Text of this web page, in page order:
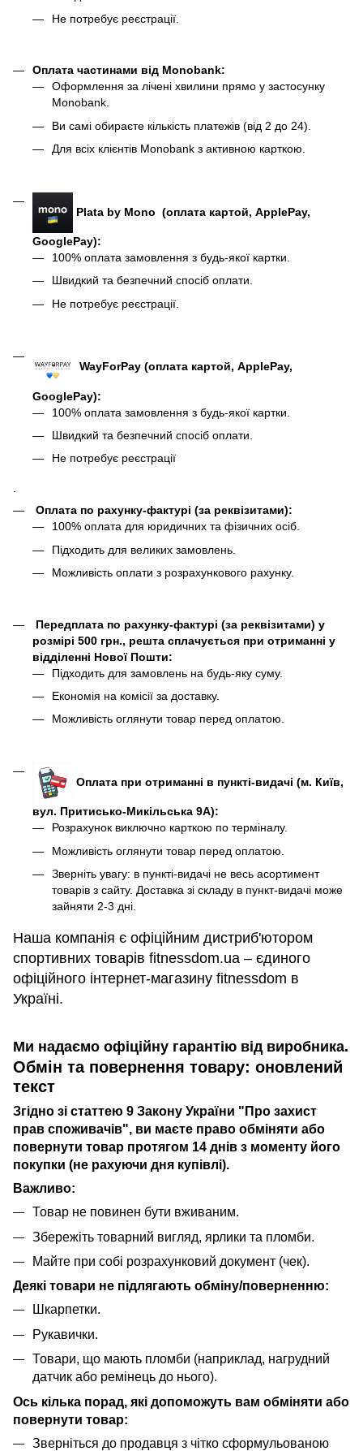
Не потребує реєстрації.
Оплата частинами від Monobank:
Оформлення за лічені хвилини прямо у застосунку
Monobank.
Ви самі обираєте кількість платежів (від 2 до 24).
Для всіх клієнтів Monobank з активною карткою.
Plata by Mono (оплата картой, ApplePay,
GooglePay):
100% оплата замовлення з будь-якої картки.
Швидкий та безпечний спосіб оплати.
Не потребує реєстрації.
WayForPay (оплата картой, ApplePay,
GooglePay):
100% оплата замовлення з будь-якої картки.
Швидкий та безпечний спосіб оплати.
Не потребує реєстрації
Оплата по рахунку-фактурі (за реквізитами):
100% оплата для юридичних та фізичних осіб.
Підходить для великих замовлень.
Можливість оплати з розрахункового рахунку.
Передплата по рахунку-фактурі (за реквізитами) у
розмірі 500 грн., решта сплачується при отриманні у
відділенні Нової Пошти:
Підходить для замовлень на будь-яку суму.
Економія на комісії за доставку.
Можливість оглянути товар перед оплатою.
Оплата при отриманні в пункті-видачі (м. Київ,
вул. Притисько-Микільська 9А):
Розрахунок виключно карткою по терміналу.
Можливість оглянути товар перед оплатою.
Зверніть увагу: в пункті-видачі не весь асортимент
товарів з сайту. Доставка зі складу в пункт-видачі може
зайняти 2-3 дні.
Наша компанія є офіційним дистриб'ютором
спортивних товарів fitnessdom.ua – єдиного
офіційного інтернет-магазину fitnessdom в
Україні.
Ми надаємо офіційну гарантію від виробника.
Обмін та повернення товару: оновлений
текст
Згідно зі статтею 9 Закону України "Про захист
прав споживачів", ви маєте право обміняти або
повернути товар протягом 14 днів з моменту його
покупки (не рахуючи дня купівлі).
Важливо:
Товар не повинен бути вживаним.
Збережіть товарний вигляд, ярлики та пломби.
Майте при собі розрахунковий документ (чек).
Деякі товари не підлягають обміну/поверненню:
Шкарпетки.
Рукавички.
Товари, що мають пломби (наприклад, нагрудний
датчик або ремінець до нього).
Ось кілька порад, які допоможуть вам обміняти або
повернути товар:
Зверніться до продавця з чітко сформульованою